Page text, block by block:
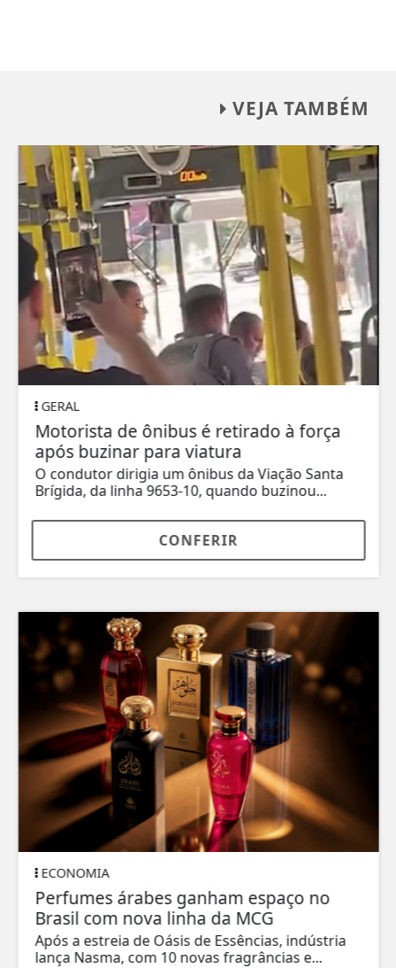
VEJA TAMBÉM
GERAL
Motorista de ônibus é retirado à força
após buzinar para viatura
O condutor dirigia um ônibus da Viação Santa
Brígida, da linha 9653-10, quando buzinou...
CONFERIR
ECONOMIA
Perfumes árabes ganham espaço no
Brasil com nova linha da MCG
Após a estreia de Oásis de Essências, indústria
lança Nasma, com 10 novas fragrâncias e...